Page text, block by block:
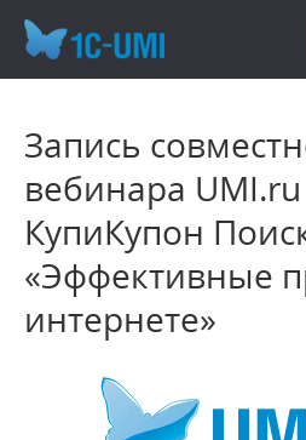
Запись
вебинара
КупиКупон
«Эффективные
интернете»